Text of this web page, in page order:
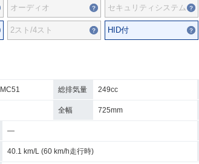
オーディオ セキュリティシステム
2スト/4スト HID付
総排気量 249cc
全幅 725mm
―
40.1 km/L (60 km/h走行時)